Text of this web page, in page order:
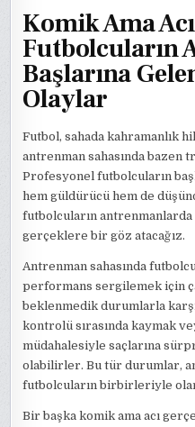
Komik Ama
Futbolcuların
Başlarına
Olaylar
Futbol, sahada kahramanlık
antrenman sahasında bazen
Profesyonel futbolcuların
hem güldürücü hem de
futbolcuların antrenmanlarda
gerçeklere bir göz atacağız.
Antrenman sahasında
performans sergilemek için
beklenmedik durumlarla
kontrolü sırasında kaymak
müdahalesiyle saçlarına
olabilirler. Bu tür durumlar,
futbolcuların birbirleriyle
Bir başka komik ama acı